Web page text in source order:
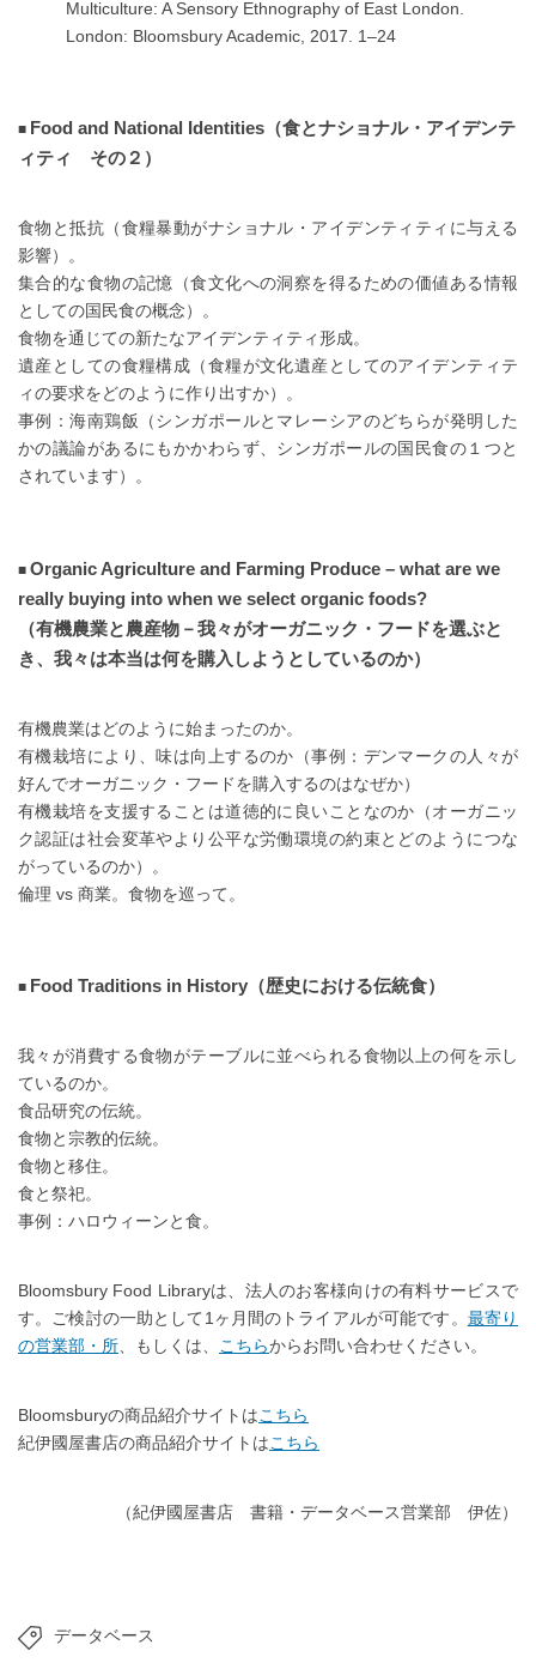
Multiculture: A Sensory Ethnography of East London.
London: Bloomsbury Academic, 2017. 1–24
Food and National Identities（食とナショナル・アイデンテ
ィティ その２）
食物と抵抗（食糧暴動がナショナル・アイデンティティに与える
影響）。
集合的な食物の記憶（食文化への洞察を得るための価値ある情報
としての国民食の概念）。
食物を通じての新たなアイデンティティ形成。
遺産としての食糧構成（食糧が文化遺産としてのアイデンティテ
ィの要求をどのように作り出すか）。
事例：海南鶏飯（シンガポールとマレーシアのどちらが発明した
かの議論があるにもかかわらず、シンガポールの国民食の１つと
されています）。
Organic Agriculture and Farming Produce – what are we
really buying into when we select organic foods?
（有機農業と農産物－我々がオーガニック・フードを選ぶと
き、我々は本当は何を購入しようとしているのか）
有機農業はどのように始まったのか。
有機栽培により、味は向上するのか（事例：デンマークの人々が
好んでオーガニック・フードを購入するのはなぜか）
有機栽培を支援することは道徳的に良いことなのか（オーガニッ
ク認証は社会変革やより公平な労働環境の約束とどのようにつな
がっているのか）。
倫理 vs 商業。食物を巡って。
Food Traditions in History（歴史における伝統食）
我々が消費する食物がテーブルに並べられる食物以上の何を示し
ているのか。
食品研究の伝統。
食物と宗教的伝統。
食物と移住。
食と祭祀。
事例：ハロウィーンと食。
Bloomsbury Food Libraryは、法人のお客様向けの有料サービスで
す。ご検討の一助として1ヶ月間のトライアルが可能です。 最寄り
の営業部・所 、もしくは、 こちらからお問い合わせください。
Bloomsburyの商品紹介サイトはこちら
紀伊國屋書店の商品紹介サイトはこちら
（紀伊國屋書店 書籍・データベース営業部 伊佐）
データベース